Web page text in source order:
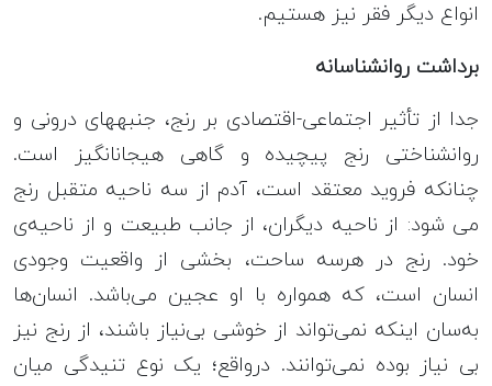
انواع دیگر فقر نیز هستیم.
برداشت روان‎شناسانه
جدا از تأثیر اجتماعی-اقتصادی بر رنج، جنبه‎های درونی و
روان‎شناختی رنج پیچیده و گاهی هیجان‎انگیز است.
چنانکه‌ فروید معتقد است، آدم از سه ناحیه متقبل رنج
می شود: از ناحیه دیگران، از جانب طبیعت و از ناحیه‎‌ی
خود. رنج در هرسه ساحت، بخشی از واقعیت وجودی
انسان است، که همواره با او عجین می‌باشد. انسان‌ها
به‌سان اینکه نمی‌تواند از خوشی بی‌نیاز باشند، از رنج نیز
بی نیاز بوده نمی‌توانند. درواقع؛ یک نوع تنیدگی میان